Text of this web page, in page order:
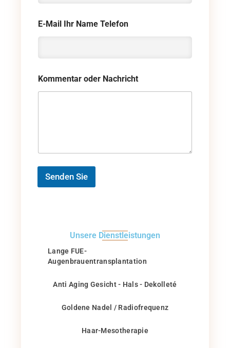
E-Mail Ihr Name Telefon
Kommentar oder Nachricht
Senden Sie
Unsere Dienstleistungen
Lange FUE-
Augenbrauentransplantation
Anti Aging Gesicht - Hals - Dekolleté
Goldene Nadel / Radiofrequenz
Haar-Mesotherapie